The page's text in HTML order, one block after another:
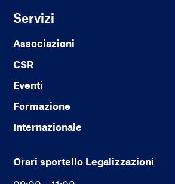
Servizi
Associazioni
CSR
Eventi
Formazione
Internazionale
Orari sportello Legalizzazioni